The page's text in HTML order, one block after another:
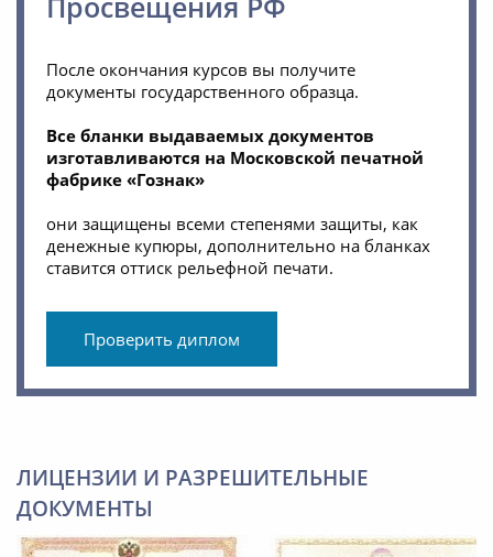
После окончания курсов вы получите
документы государственного образца.
Все бланки выдаваемых документов
изготавливаются на Московской печатной
фабрике «Гознак»
они защищены всеми степенями защиты, как
денежные купюры, дополнительно на бланках
ставится оттиск рельефной печати.
Проверить диплом
ЛИЦЕНЗИИ И РАЗРЕШИТЕЛЬНЫЕ
ДОКУМЕНТЫ